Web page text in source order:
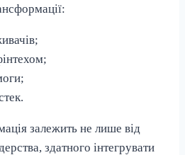
залежить не лише від
здатного інтегрувати